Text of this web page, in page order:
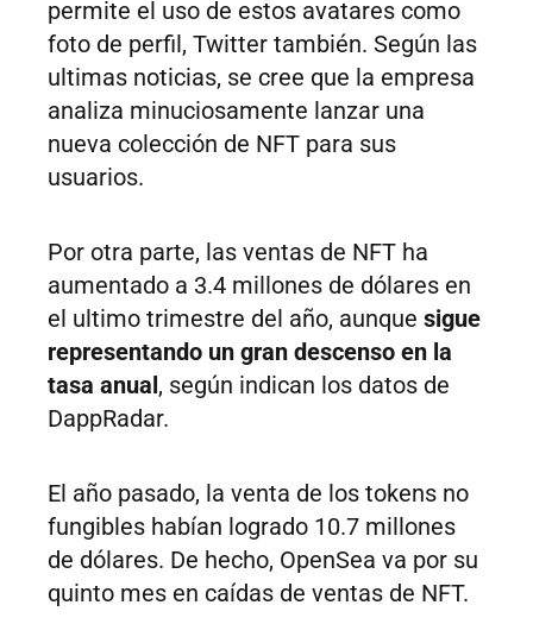
permite el uso de estos avatares como
foto de perfil, Twitter también. Según las
ultimas noticias, se cree que la empresa
analiza minuciosamente lanzar una
nueva colección de NFT para sus
usuarios.
Por otra parte, las ventas de NFT ha
aumentado a 3.4 millones de dólares en
el ultimo trimestre del año, aunque sigue
representando un gran descenso en la
tasa anual, según indican los datos de
DappRadar.
El año pasado, la venta de los tokens no
fungibles habían logrado 10.7 millones
de dólares. De hecho, OpenSea va por su
quinto mes en caídas de ventas de NFT.